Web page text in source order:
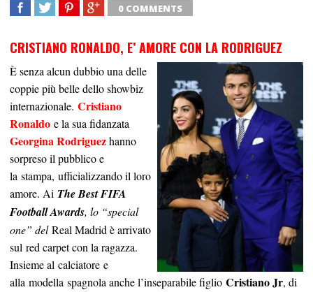
0 COMMENTS
CRISTIANO RONALDO, E’ AMORE CON LA RODRIGUEZ
È senza alcun dubbio una delle
coppie più belle dello showbiz
internazionale. Cristiano
Ronaldo e la sua fidanzata
Georgina Rodriguezhanno
sorpreso il pubblico e
la stampa, ufficializzando il loro
amore. Ai The Best FIFA
Football Awards, lo “special
one” delReal Madrid è arrivato
sul red carpet con la ragazza.
Insieme al calciatore e
alla modella spagnola anche l’inseparabile figlio Cristiano Jr, di